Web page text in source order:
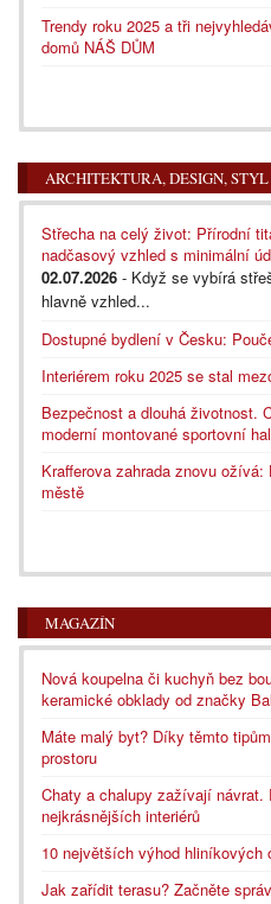
Trendy roku 2025 a tři
domů NÁŠ DŮM
ARCHITEKTURA, DESIGN, STYL
Střecha na celý život: Přírodní
nadčasový vzhled s minimální
02.07.2026 - Když se vybírá
hlavně vzhled...
Dostupné bydlení v Česku:
Interiérem roku 2025 se stal
Bezpečnost a dlouhá životnost.
moderní montované sportovní
Krafferova zahrada znovu
městě
MAGAZÍN
Nová koupelna či kuchyň bez
keramické obklady od značky
Máte malý byt? Díky těmto
prostoru
Chaty a chalupy zažívají návrat.
nejkrásnějších interiérů
10 největších výhod hliníkových
Jak zařídit terasu? Začněte